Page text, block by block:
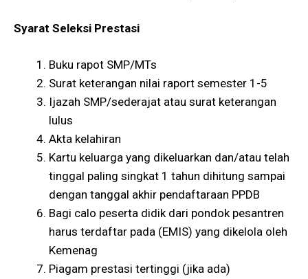
Syarat Seleksi Prestasi
Buku rapot SMP/MTs
Surat keterangan nilai raport semester 1-5
Ijazah SMP/sederajat atau surat keterangan
lulus
Akta kelahiran
Kartu keluarga yang dikeluarkan dan/atau telah
tinggal paling singkat 1 tahun dihitung sampai
dengan tanggal akhir pendaftaraan PPDB
Bagi calo peserta didik dari pondok pesantren
harus terdaftar pada (EMIS) yang dikelola oleh
Kemenag
Piagam prestasi tertinggi (jika ada)